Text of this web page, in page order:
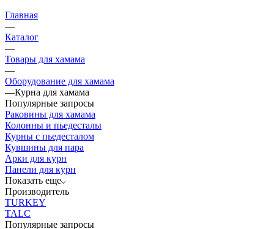
Главная
—
Каталог
—
Товары для хамама
—
Оборудование для хамама
—Курна для хамама
Популярные запросы
Раковины для хамама
Колонны и пьедесталы
Курны с пьедесталом
Кувшины для пара
Арки для курн
Панели для курн
Показать еще
Производитель
TURKEY
TALC
Популярные запросы